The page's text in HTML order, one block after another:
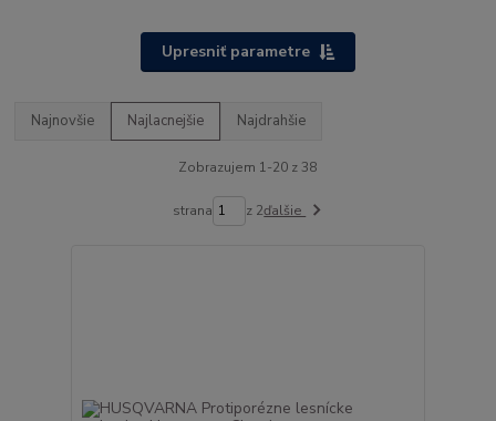
Upresniť parametre
Najnovšie Najlacnejšie Najdrahšie
Zobrazujem 1-20 z 38
strana z 2ďalšie